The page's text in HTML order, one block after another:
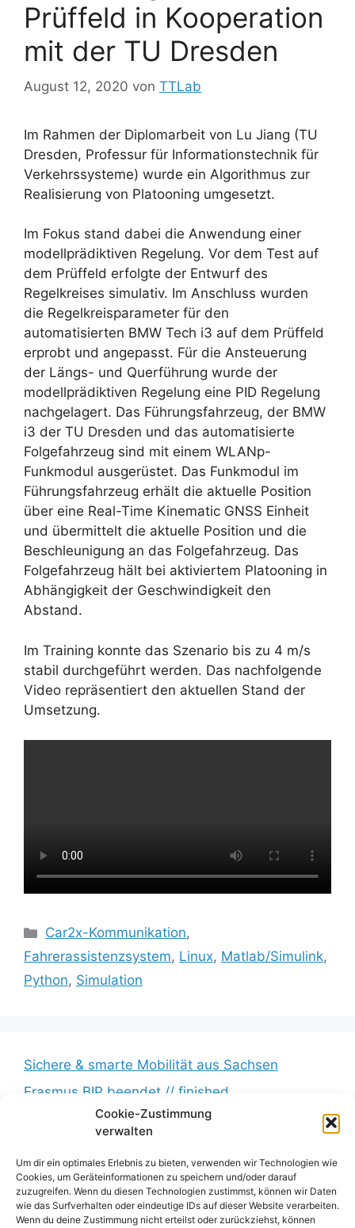
Cookie-Zustimmung
verwalten
Um dir ein optimales Erlebnis zu bieten, verwenden wir Technologien wie
Cookies, um Geräteinformationen zu speichern und/oder darauf
zuzugreifen. Wenn du diesen Technologien zustimmst, können wir Daten
wie das Surfverhalten oder eindeutige IDs auf dieser Website verarbeiten.
Wenn du deine Zustimmung nicht erteilst oder zurückziehst, können
Prüffeld in Kooperation
mit der TU Dresden
August 12, 2020 von TTLab
Im Rahmen der Diplomarbeit von Lu Jiang (TU
Dresden, Professur für Informations­technik für
Verkehrssys­teme) wurde ein Algorithmus zur
Realisierung von Platooning umgesetzt.
Im Fokus stand dabei die Anwendung einer
modellprädiktiven Regelung. Vor dem Test auf
dem Prüffeld erfolgte der Entwurf des
Regelkreises simulativ. Im Anschluss wurden
die Regelkreisparameter für den
automatisierten BMW Tech i3 auf dem Prüffeld
erprobt und angepasst. Für die Ansteuerung
der Längs- und Querführung wurde der
modellprädiktiven Regelung eine PID Regelung
nachgelagert. Das Führungsfahrzeug, der BMW
i3 der TU Dresden und das automatisierte
Folgefahrzeug sind mit einem WLANp-
Funkmodul ausgerüstet. Das Funkmodul im
Führungsfahrzeug erhält die aktuelle Position
über eine Real-Time Kinematic GNSS Einheit
und übermittelt die aktuelle Position und die
Beschleunigung an das Folgefahrzeug. Das
Folgefahrzeug hält bei aktiviertem Platooning in
Abhängigkeit der Geschwindigkeit den
Abstand.
Im Training konnte das Szenario bis zu 4 m/s
stabil durchgeführt werden. Das nachfolgende
Video repräsentiert den aktuellen Stand der
Umsetzung.
Kategorien
Car2x-Kommunikation,
Fahrerassistenzsystem, Linux, Matlab/Simulink,
Python, Simulation
Sichere & smarte Mobilität aus Sachsen
Erasmus BIP beendet // finished
Messkampagne erfolgreich beendet //
Measurement campaign successfully completed
BumbleB – Großer Andrang // Huge turnout
Zwischenbericht veröffentlicht // Interim report
published